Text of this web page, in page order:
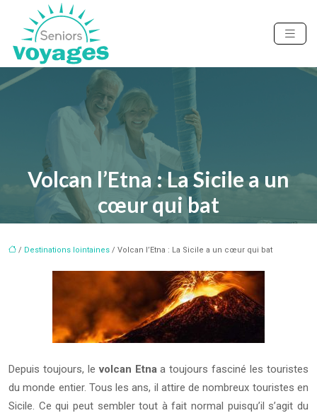
Volcan l’Etna : La Sicile a un
cœur qui bat
/ Destinations lointaines / Volcan l’Etna : La Sicile a un cœur qui bat
Depuis toujours, levolcan Etnaa toujours fasciné les touristes
du monde entier. Tous les ans, il attire de nombreux touristes en
Sicile. Ce qui peut sembler tout à fait normal puisqu’il s’agit du